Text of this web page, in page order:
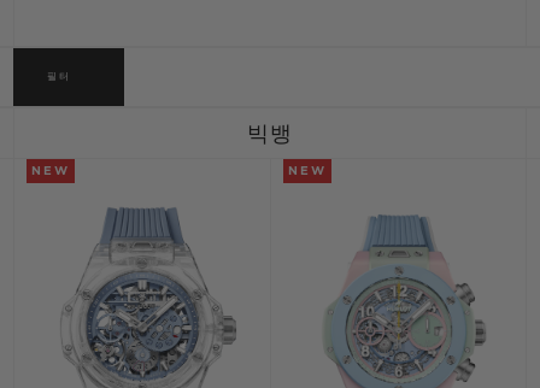
필터
빅뱅
NEW NEW
썸머 멀티 컬러 세라믹
온라인 익스클
익스클루시브 서비스
5+5 워런티